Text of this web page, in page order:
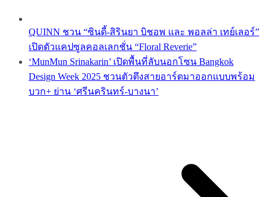
QUINN ชวน “ซินดี้-สิรินยา บิชอพ และ พอลล่า เทย์เลอร์”
เปิดตัวแคปซูลคอลเลกชั่น “Floral Reverie”
‘MunMun Srinakarin’ เปิดพื้นที่ลับนอกโซน Bangkok
Design Week 2025 ชวนตัวตึงสายอาร์ตมาออกแบบพร้อม
บวก+ ย่าน ‘ศรีนครินทร์-บางนา’